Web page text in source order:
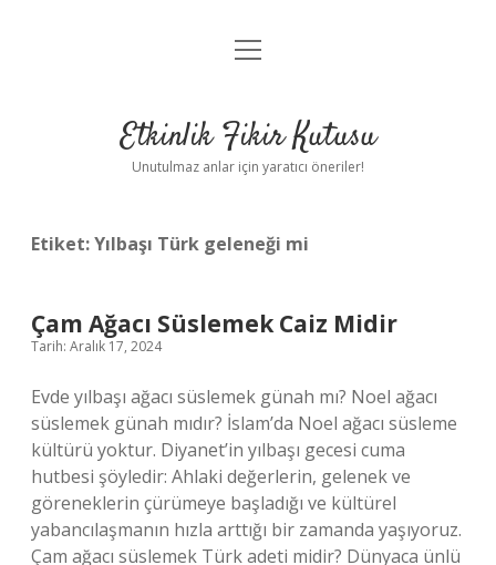
Anasayfa
Yasal Uyarı
menüyü
Etkinlik Fikir Kutusu
Unutulmaz anlar için yaratıcı öneriler!
Etiket:Yılbaşı Türk geleneği mi
Çam Ağacı Süslemek Caiz Midir
Tarih: Aralık 17, 2024
Evde yılbaşı ağacı süslemek günah mı? Noel ağacı
süslemek günah mıdır? İslam’da Noel ağacı süsleme
kültürü yoktur. Diyanet’in yılbaşı gecesi cuma
hutbesi şöyledir: Ahlaki değerlerin, gelenek ve
göreneklerin çürümeye başladığı ve kültürel
yabancılaşmanın hızla arttığı bir zamanda yaşıyoruz.
Çam ağacı süslemek Türk adeti midir? Dünyaca ünlü